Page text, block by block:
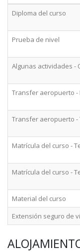
Diploma del curso
Prueba de nivel
Algunas actividades -
Transfer aeropuerto -
Transfer aeropuerto -
Matrícula del curso -
Matrícula del curso -
Material del curso
Extensión seguro de